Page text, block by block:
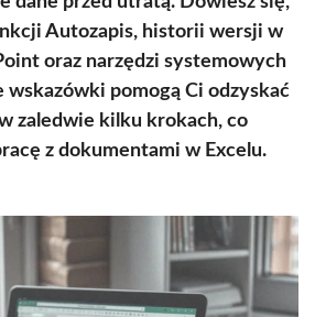
Autozapis, historii wersji w
oraz narzędzi systemowych
wskazówki pomogą Ci odzyskać
zaledwie kilku krokach, co
z dokumentami w Excelu.